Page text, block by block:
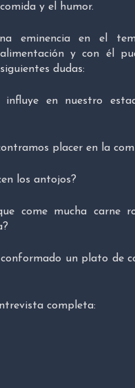
y el humor.
eminencia en el
y con él
dudas:
influye en nuestro
placer en la
los antojos?
come mucha carne
un plato de
completa: